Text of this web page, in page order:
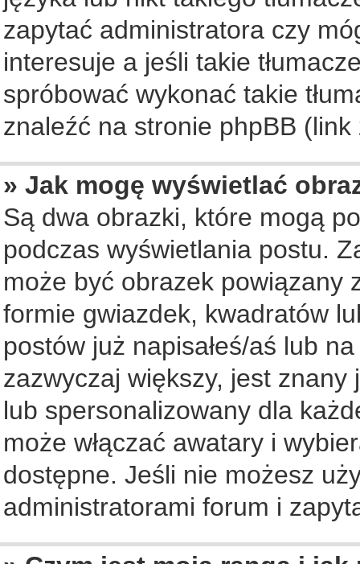
zapytać administratora czy
interesuje a jeśli takie
spróbować wykonać takie
znaleźć na stronie phpBB
» Jak mogę wyświetlać
Są dwa obrazki, które mogą
podczas wyświetlania postu.
może być obrazek powiązany
formie gwiazdek, kwadratów
postów już napisałeś/aś lub
zazwyczaj większy, jest
lub spersonalizowany dla
może włączać awatary i
dostępne. Jeśli nie możesz
administratorami forum i